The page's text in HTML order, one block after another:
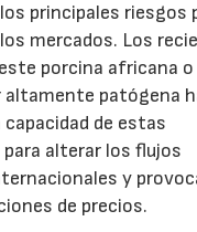
principales riesgos
mercados. Los
porcina africana o
altamente patógena
de estas
alterar los flujos
y
de precios.